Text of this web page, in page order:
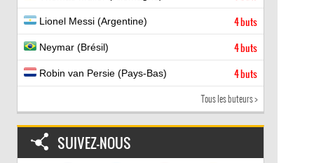
Lionel Messi (Argentine) 4 buts
Neymar (Brésil) 4 buts
Robin van Persie (Pays-Bas) 4 buts
Tous les buteurs >
SUIVEZ-NOUS